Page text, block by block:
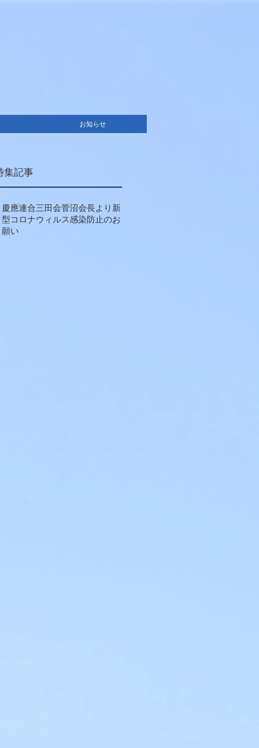
お知らせ
集記事
慶應連合三田会菅沼会長より新
型コロナウィルス感染防止のお
願い